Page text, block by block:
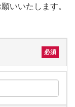
いいたします。